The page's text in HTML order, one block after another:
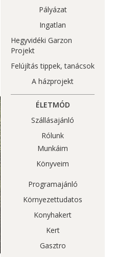
Pályázat
Ingatlan
Hegyvidéki Garzon
Projekt
Felújítás tippek, tanácsok
A házprojekt
ÉLETMÓD
Szállásajánló
Rólunk
Munkáim
Könyveim
Programajánló
Környezettudatos
Konyhakert
Kert
Gasztro